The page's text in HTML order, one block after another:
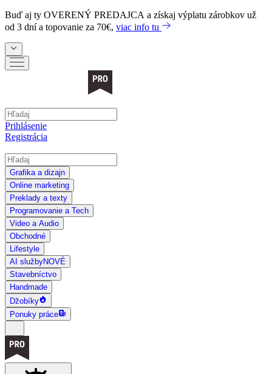
Buď aj ty OVERENÝ PREDAJCA a získaj výplatu zárobkov už
od 3 dní a topovanie za 70€, viac info tu
Prihlásenie
Registrácia
Grafika a dizajn
Online marketing
Preklady a texty
Programovanie a Tech
Video a Audio
Obchodné
Lifestyle
AI službyNOVÉ
Stavebníctvo
Handmade
Džobíky
Ponuky práce